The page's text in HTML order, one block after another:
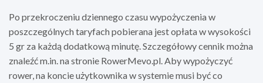
Po przekroczeniu dziennego czasu wypożyczenia w
poszczególnych taryfach pobierana jest opłata w wysokości
5 gr za każdą dodatkową minutę. Szczegółowy cennik można
znaleźć m.in. na stronie RowerMevo.pl. Aby wypożyczyć
rower, na koncie użytkownika w systemie musi być co